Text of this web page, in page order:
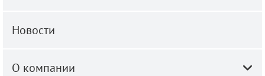
Новости
О компании